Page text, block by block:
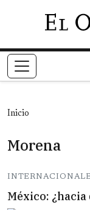
Inicio
Morena
México: ¿hacia